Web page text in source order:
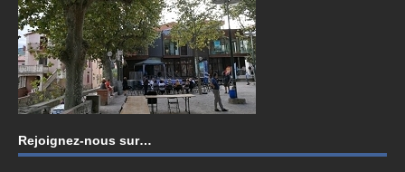
Rejoignez-nous sur…